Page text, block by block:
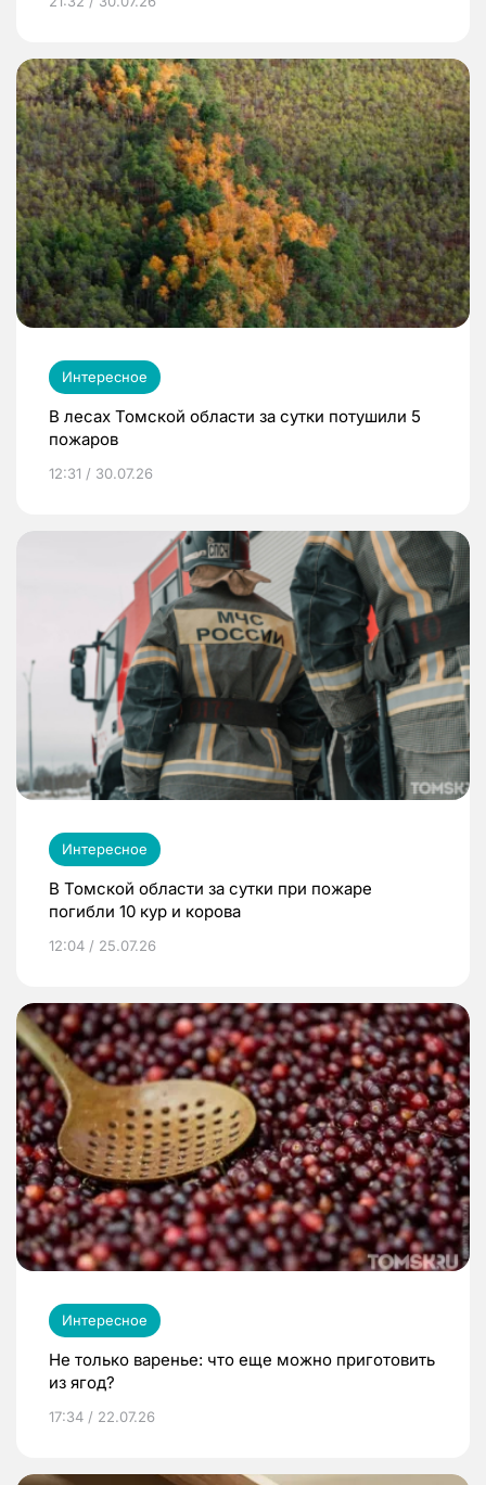
Интересное
В лесах Томской области за сутки потушили 5
пожаров
12:31 / 30.07.26
Интересное
В Томской области за сутки при пожаре
погибли 10 кур и корова
12:04 / 25.07.26
Интересное
Не только варенье: что еще можно приготовить
из ягод?
17:34 / 22.07.26